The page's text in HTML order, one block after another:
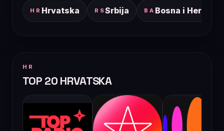
HR Hrvatska RSSrbija BA Bosna i
HR
TOP 20 HRVATSKA